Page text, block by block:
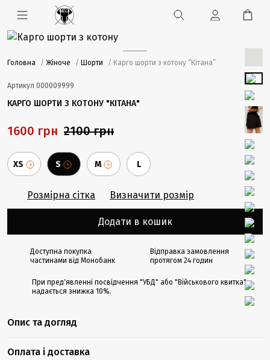
Головна / Жіноче / Шорти / Карго шорти з котону “Кітана”
Артикул 000009999
КАРГО ШОРТИ З КОТОНУ "КІТАНА"
1600 грн 2100 грн
XS S M L
Розмірна сітка Визначити розмір
Додати в кошик
Доступна покупка
частинами від Монобанк
Відправка замовлення
протягом 24 годин
При предʼявленні посвідчення "УБД" або "Військового квитка" -
надається знижка 10%.
Опис та догляд
Оплата і доставка